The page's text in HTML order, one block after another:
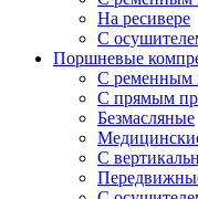
На ресивере
С
Поршневые
С ременным
С прямым
Безмасляные
С